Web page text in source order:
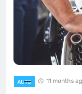
AUTO 11 months